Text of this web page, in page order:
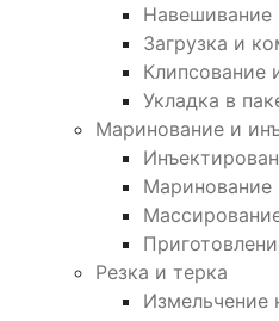
Навешивание
Загрузка и
Клипсование
Укладка в
Маринование и
Маринование
Резка и терка
Измельчение